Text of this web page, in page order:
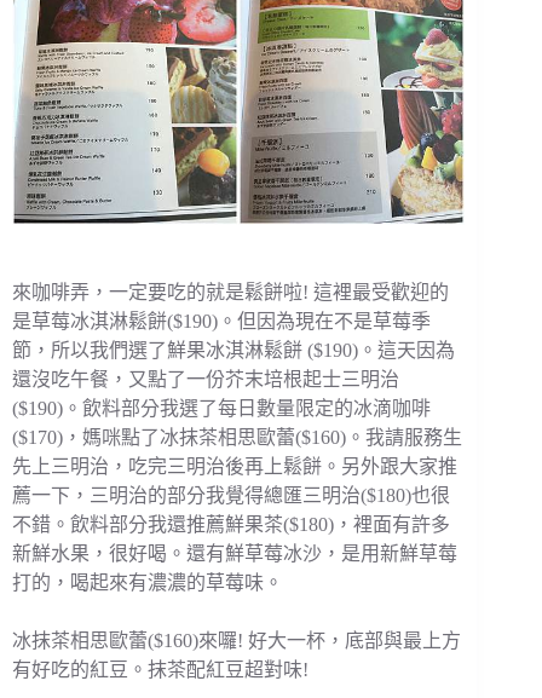
來咖啡弄，一定要吃的就是鬆餅啦! 這裡最受歡迎的
是草莓冰淇淋鬆餅($190)。但因為現在不是草莓季
節，所以我們選了鮮果冰淇淋鬆餅 ($190)。這天因為
還沒吃午餐，又點了一份芥末培根起士三明治
($190)。飲料部分我選了每日數量限定的冰滴咖啡
($170)，媽咪點了冰抹茶相思歐蕾($160)。我請服務生
先上三明治，吃完三明治後再上鬆餅。另外跟大家推
薦一下，三明治的部分我覺得總匯三明治($180)也很
不錯。飲料部分我還推薦鮮果茶($180)，裡面有許多
新鮮水果，很好喝。還有鮮草莓冰沙，是用新鮮草莓
打的，喝起來有濃濃的草莓味。
冰抹茶相思歐蕾($160)來囉! 好大一杯，底部與最上方
有好吃的紅豆。抹茶配紅豆超對味!